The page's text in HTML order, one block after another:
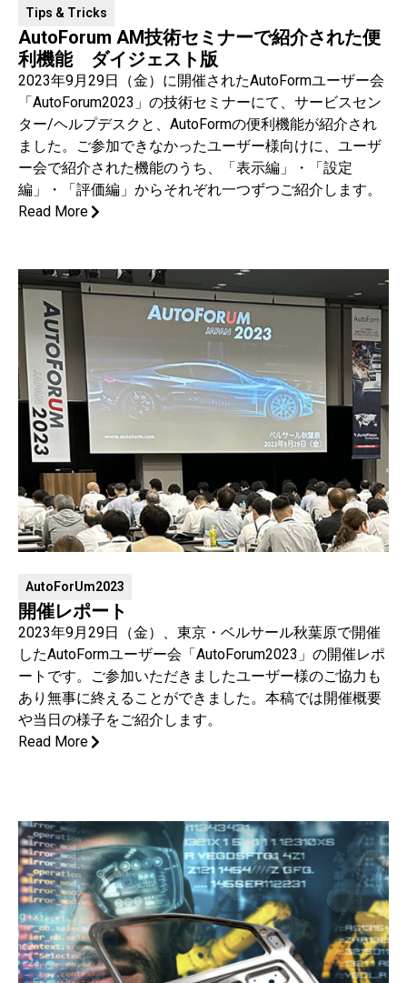
Tips & Tricks
AutoForum AM技術セミナーで紹介された便
利機能 ダイジェスト版
2023年9月29日（金）に開催されたAutoFormユーザー会
「AutoForum2023」の技術セミナーにて、サービスセン
ター/ヘルプデスクと、AutoFormの便利機能が紹介され
ました。ご参加できなかったユーザー様向けに、ユーザ
ー会で紹介された機能のうち、「表示編」・「設定
編」・「評価編」からそれぞれ一つずつご紹介します。
Read More
AutoForUm2023
開催レポート
2023年9月29日（金）、東京・ベルサール秋葉原で開催
したAutoFormユーザー会「AutoForum2023」の開催レポ
ートです。ご参加いただきましたユーザー様のご協力も
あり無事に終えることができました。本稿では開催概要
や当日の様子をご紹介します。
Read More